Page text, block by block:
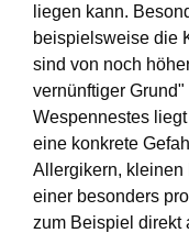
liegen kann.
beispielsweise die
sind von noch
vernünftiger
Wespennestes
eine konkrete
Allergikern, kleinen
einer besonders
zum Beispiel direkt